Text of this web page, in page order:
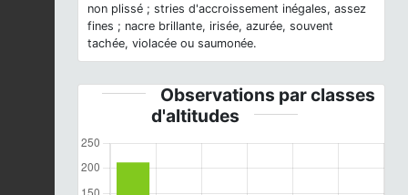
non plissé ; stries d'accroissement inégales, assez
fines ; nacre brillante, irisée, azurée, souvent
tachée, violacée ou saumonée.
Observations par classes
d'altitudes